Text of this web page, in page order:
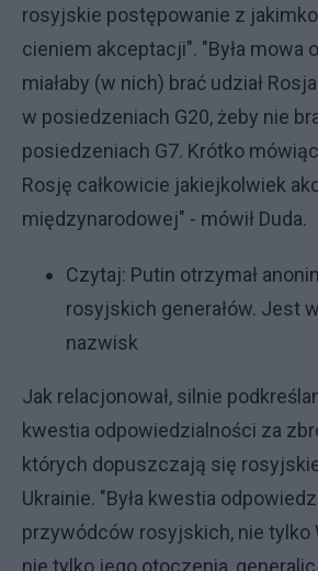
rosyjskie postępowanie z
cieniem akceptacji". "Była mowa
miałaby (w nich) brać udział
w posiedzeniach G20, żeby nie
posiedzeniach G7. Krótko
Rosję całkowicie jakiejkolwiek
międzynarodowej" - mówił Duda.
Czytaj: Putin otrzymał
rosyjskich generałów. Jest
nazwisk
Jak relacjonował, silnie
kwestia odpowiedzialności za
których dopuszczają się
Ukrainie. "Była kwestia
przywódców rosyjskich, nie tylko
nie tylko jego otoczenia,